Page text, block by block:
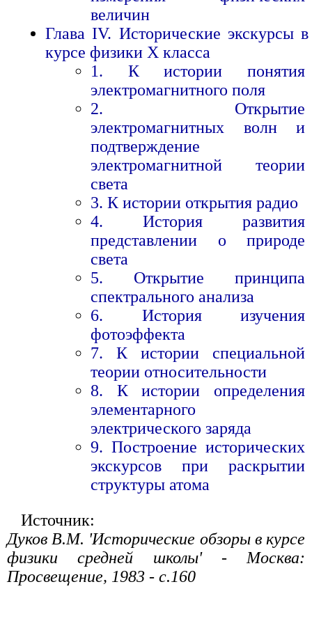
величин
Глава IV. Исторические экскурсы в
курсе физики X класса
1. К истории понятия
электромагнитного поля
2. Открытие
электромагнитных волн и
подтверждение
электромагнитной теории
света
3. К истории открытия радио
4. История развития
представлении о природе
света
5. Открытие принципа
спектрального анализа
6. История изучения
фотоэффекта
7. К истории специальной
теории относительности
8. К истории определения
элементарного
электрического заряда
9. Построение исторических
экскурсов при раскрытии
структуры атома
Источник:
Дуков В.М. 'Исторические обзоры в курсе
физики средней школы' - Москва:
Просвещение, 1983 - с.160